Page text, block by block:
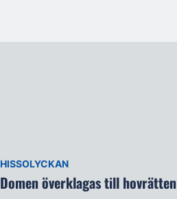
HISSOLYCKAN
Domen överklagas till hovrätten